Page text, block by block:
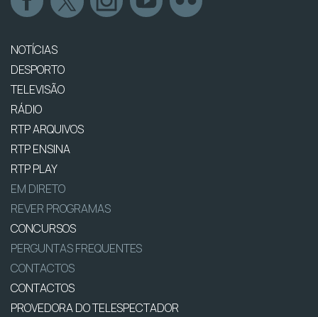
NOTÍCIAS
DESPORTO
TELEVISÃO
RÁDIO
RTP ARQUIVOS
RTP ENSINA
RTP PLAY
EM DIRETO
REVER PROGRAMAS
CONCURSOS
PERGUNTAS FREQUENTES
CONTACTOS
CONTACTOS
PROVEDORA DO TELESPECTADOR